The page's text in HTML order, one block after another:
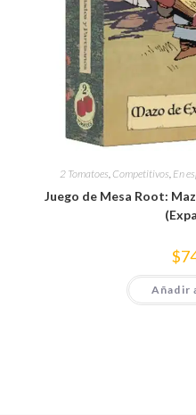
2 Tomatoes, Competitivos, En
Juego de Mesa Root:
$
Añadir